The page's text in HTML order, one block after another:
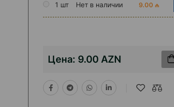
1 шт Нет в наличии 9.00 ₼
Цена: 9.00 AZN